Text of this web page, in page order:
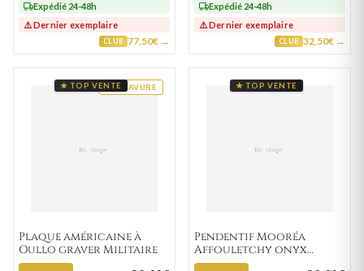
Expédié 24-48h
⚠️ Dernier exemplaire
CLUB 77,50€ →
Expédié 24-48h
⚠️ Dernier exemplaire
CLUB 32,50€ →
GRAVURE
★ TOP VENTE
Plaque américaine à
Oullo graver Militaire
★ TOP VENTE
Pendentif Mooréa
Affouletchy onyx
Ethnique Totem